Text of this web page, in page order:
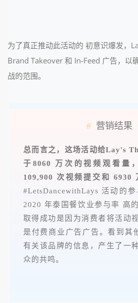
为了真正推动此活动的 初意识爆发，
Brand Takeover 和 In-Feed 广告，以
战的范围。
# 营销结果
总而言之，这场活动给Lay's
于8060 万次的视频观看量
109,900 次视频提交和 6930
#LetsDancewithLays 活动的
2020 年泰国餐饮业参与率 高
取得成功是因为消费者将活动
是付费商业广告广告。看到其
有关该品牌的信息，产生了一
众的共鸣。